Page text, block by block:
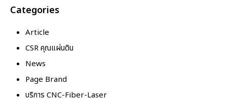
Categories
Article
CSR คุณแผ่นดิน
News
Page Brand
บริการ CNC-Fiber-Laser